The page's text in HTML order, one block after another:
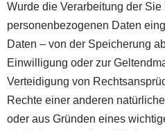
Wurde die Verarbeitung der Sie
personenbezogenen Daten
Daten – von der Speicherung
Einwilligung oder zur
Verteidigung von
Rechte einer anderen
oder aus Gründen eines